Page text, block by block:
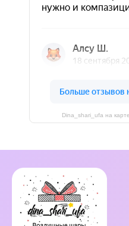
Dina_shari_ufa на